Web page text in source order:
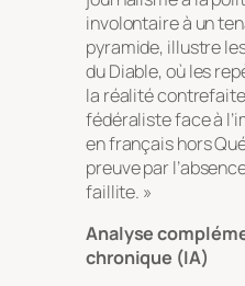
involontaire à un
pyramide, illustre
du Diable, où les
la réalité
fédéraliste face à
en français hors
preuve par
faillite. »
Analyse
chronique (IA)